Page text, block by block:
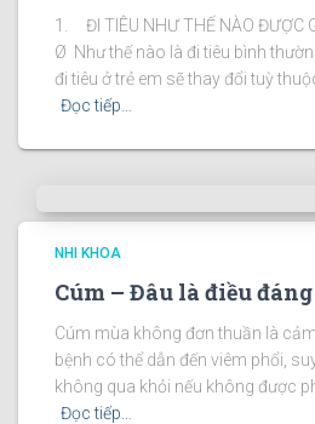
1. ĐI TIÊU NHƯ THẾ NÀO ĐƯỢC
Ø Như thế nào là đi tiêu bình
đi tiêu ở trẻ em sẽ thay đổi tuỳ
Đọc tiếp…
NHI KHOA
Cúm – Đâu là điều
Cúm mùa không đơn thuần là
bệnh có thể dẫn đến viêm phổi,
không qua khỏi nếu không được
Đọc tiếp…